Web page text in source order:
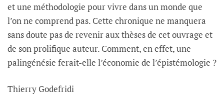
et une méthodologie pour vivre dans un monde que
l’on ne comprend pas. Cette chronique ne manquera
sans doute pas de revenir aux thèses de cet ouvrage et
de son prolifique auteur. Comment, en effet, une
palingénésie ferait-elle l’économie de l’épistémologie ?
Thierry Godefridi